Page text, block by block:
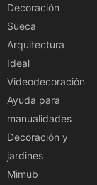
Decoración
Sueca
Arquitectura
Ideal
Videodecoración
Ayuda para
manualidades
Decoración y
jardines
Mimub